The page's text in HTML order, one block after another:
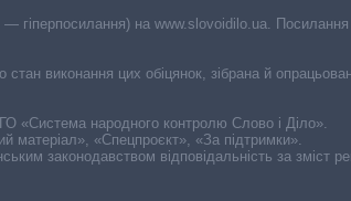
гіперпосилання) на www.slovoidilo.ua. Посилання
стан виконання цих обіцянок, зібрана й
«Система народного контролю Слово і Діло».
матеріал», «Спецпроєкт», «За підтримки».
законодавством відповідальність за зміст